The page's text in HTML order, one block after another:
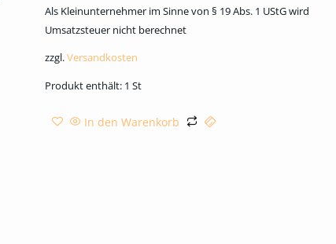
Als Kleinunternehmer im Sinne von § 19 Abs. 1 UStG wird
Umsatzsteuer nicht berechnet
zzgl.Versandkosten
Produkt enthält: 1St
In den Warenkorb